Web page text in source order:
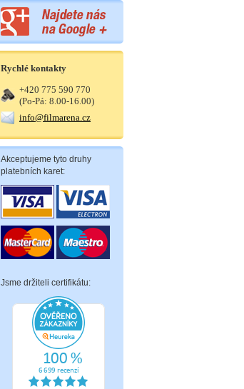
Rychlé kontakty
+420 775 590 770
(Po-Pá: 8.00-16.00)
info@filmarena.cz
Akceptujeme tyto druhy
platebních karet:
Jsme držiteli certifikátu: